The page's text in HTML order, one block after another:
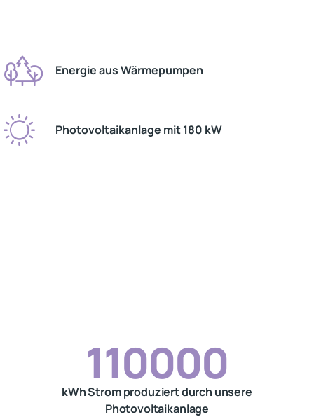
Energie aus Wärmepumpen
Photovoltaikanlage mit 180 kW
kWh Strom produziert durch unsere
Photovoltaikanlage
110000